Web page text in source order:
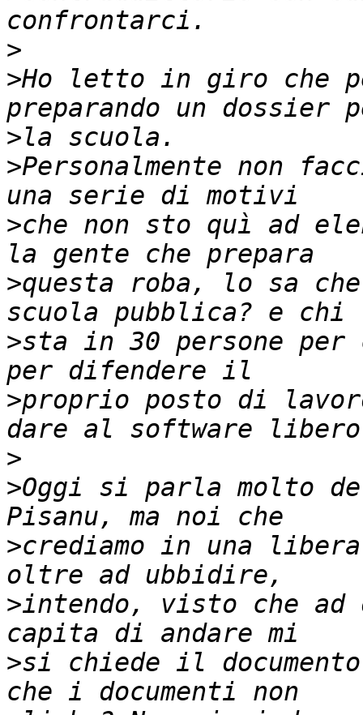
>
>Ho letto in giro che
>
>Personalmente non
>che non sto quì ad
>questa roba, lo sa
>sta in 30 persone
>proprio posto di
>
>Oggi si parla molto
>crediamo in una
>intendo, visto che ad
>si chiede il